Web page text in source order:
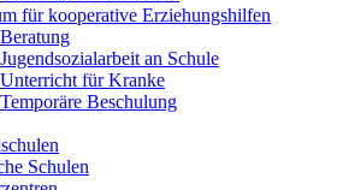
für kooperative Erziehungshilfen
Beratung
Jugendsozialarbeit an Schule
Unterricht für Kranke
Temporäre Beschulung
Schulen